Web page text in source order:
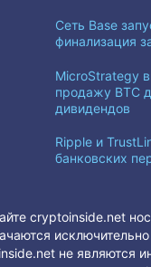
Сеть Base
финализация
MicroStrategy
продажу BTC
дивидендов
Ripple и
банковских
cryptoinside.net
не являются